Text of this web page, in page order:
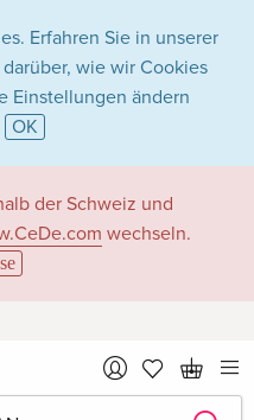
Erfahren Sie in unserer
wie wir Cookies
Einstellungen ändern
OK
der Schweiz und
wechseln.
in